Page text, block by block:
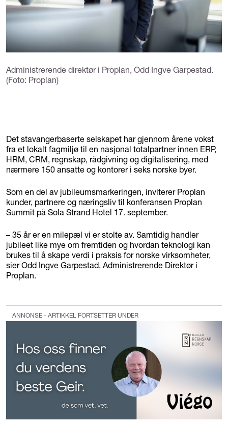
Administrerende direktør i Proplan, Odd Ingve Garpestad.
(Foto: Proplan)
Det stavangerbaserte selskapet har gjennom årene vokst
fra et lokalt fagmiljø til en nasjonal totalpartner innen ERP,
HRM, CRM, regnskap, rådgivning og digitalisering, med
nærmere 150 ansatte og kontorer i seks norske byer.
Som en del av jubileumsmarkeringen, inviterer Proplan
kunder, partnere og næringsliv til konferansen Proplan
Summit på Sola Strand Hotel 17. september.
– 35 år er en milepæl vi er stolte av. Samtidig handler
jubileet like mye om fremtiden og hvordan teknologi kan
brukes til å skape verdi i praksis for norske virksomheter,
sier Odd Ingve Garpestad, Administrerende Direktør i
Proplan.
ANNONSE - ARTIKKEL FORTSETTER UNDER